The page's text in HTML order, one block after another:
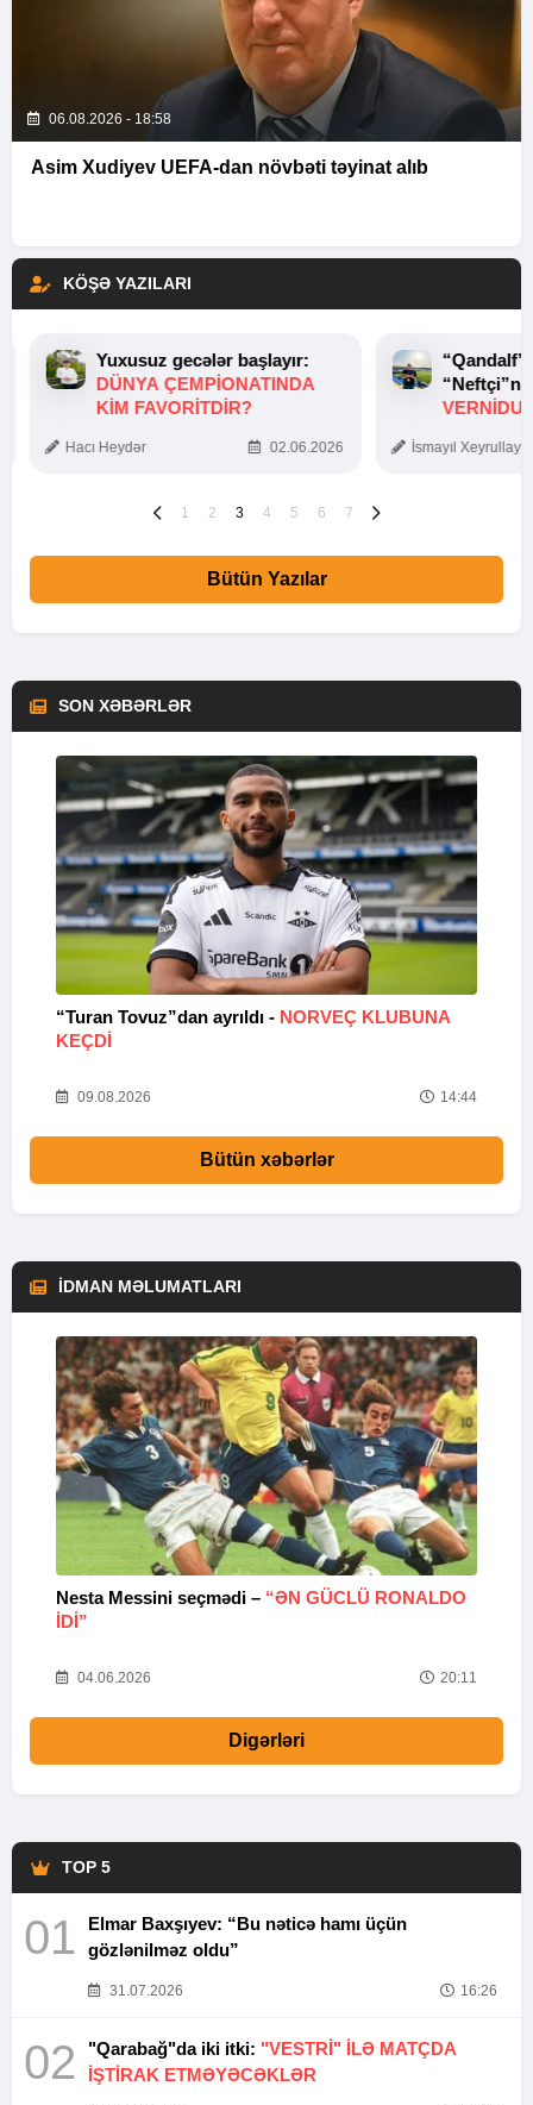
06.08.2026 - 18:58
Asim Xudiyev UEFA-dan növbəti təyinat alıb
KÖŞƏ YAZILARI
Yuxusuz gecələr başlayır:
DÜNYA ÇEMPIONATINDA
KIM FAVORITDIR?
Hacı Heydər 02.06.2026 İsmayıl
1 2 3 4 5 6 7
Bütün Yazılar
SON XƏBƏRLƏR
“Turan Tovuz”dan ayrıldı - NORVEÇ KLUBUNA
KEÇDİ
09.08.2026 14:44
Bütün xəbərlər
İDMAN MƏLUMATLARI
Nesta Messini seçmədi – “ƏN GÜCLÜ RONALDO
IDI”
04.06.2026 20:11
Digərləri
TOP 5
01
Elmar Baxşıyev: “Bu nəticə hamı üçün
gözlənilməz oldu”
31.07.2026 16:26
02 "Qarabağ"da iki itki: "VESTRİ" İLƏ MATÇDA
İŞTİRAK ETMƏYƏCƏKLƏR